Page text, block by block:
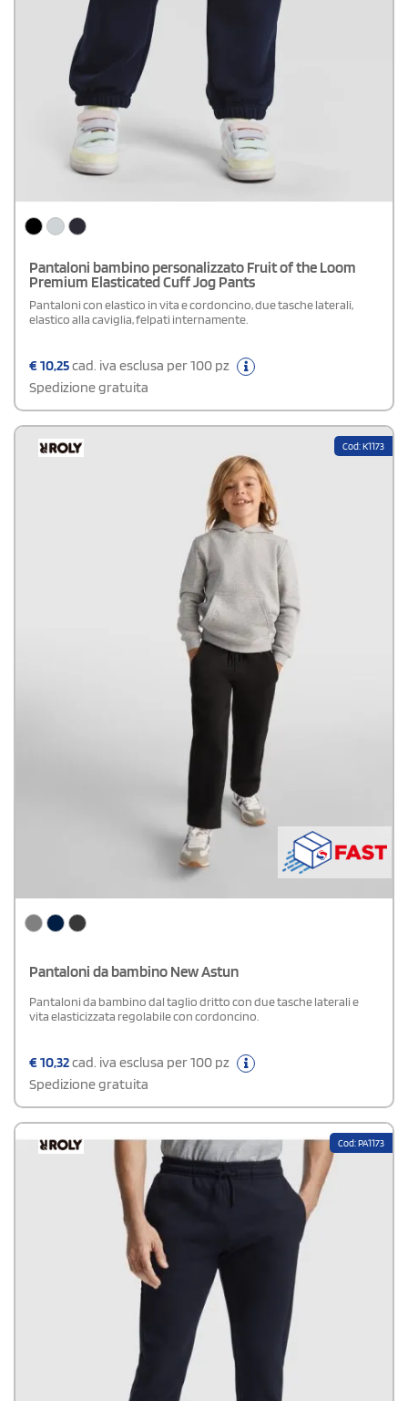
Pantaloni bambino personalizzato Fruit of the Loom
Premium Elasticated Cuff Jog Pants
Pantaloni con elastico in vita e cordoncino, due tasche laterali,
elastico alla caviglia, felpati internamente.
€10,25cad. iva esclusa per 100 pz
Spedizione gratuita
Cod: K1173
Pantaloni da bambino New Astun
Pantaloni da bambino dal taglio dritto con due tasche laterali e
vita elasticizzata regolabile con cordoncino.
€10,32cad. iva esclusa per 100 pz
Spedizione gratuita
Cod: PA1173